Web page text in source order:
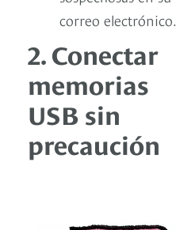
correo electrónico.
2. Conectar
memorias
USB sin
precaución